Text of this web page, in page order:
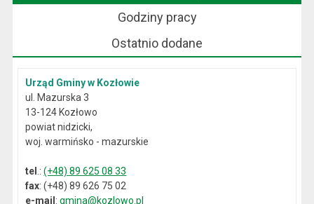
Godziny pracy
Ostatnio dodane
Urząd Gminy w Kozłowie
ul. Mazurska 3
13-124 Kozłowo
powiat nidzicki,
woj. warmińsko - mazurskie
tel .:(+48) 89 625 08 33
fax: (+48) 89 626 75 02
e-mail:gmina@kozlowo.pl